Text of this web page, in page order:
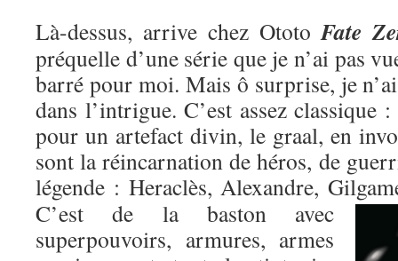
Là-dessus, arrive chez OtotoFate
préquelle d’une série que je n’ai pas
barré pour moi. Mais ô surprise, je
dans l’intrigue. C’est assez classique
pour un artefact divin, le graal, en
sont la réincarnation de héros, de
légende : Heraclès, Alexandre,
C’est de la baston avec
superpouvoirs, armures, armes